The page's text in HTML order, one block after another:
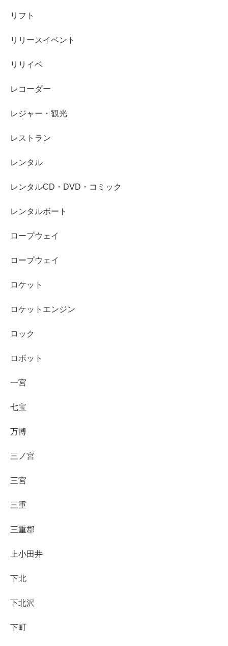
リフト
リリースイベント
リリイベ
レコーダー
レジャー・観光
レストラン
レンタル
レンタルCD・DVD・コミック
レンタルボート
ロープウェイ
ロープウェイ
ロケット
ロケットエンジン
ロック
ロボット
一宮
七宝
万博
三ノ宮
三宮
三重
三重郡
上小田井
下北
下北沢
下町